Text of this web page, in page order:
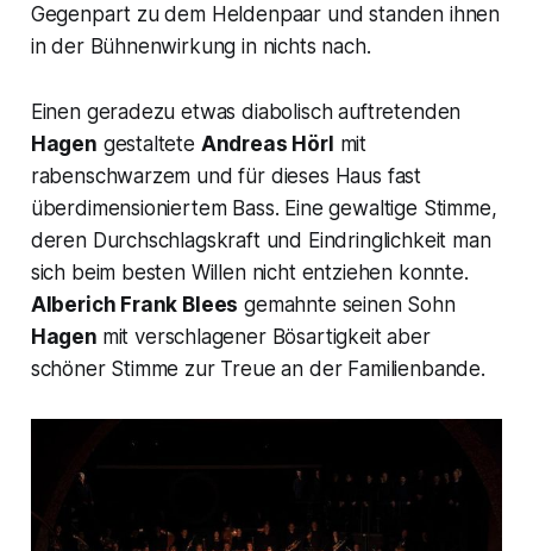
Gegenpart zu dem Heldenpaar und standen ihnen
in der Bühnenwirkung in nichts nach.
Einen geradezu etwas diabolisch auftretenden
Hagen gestaltete Andreas Hörl mit
rabenschwarzem und für dieses Haus fast
überdimensioniertem Bass. Eine gewaltige Stimme,
deren Durchschlagskraft und Eindringlichkeit man
sich beim besten Willen nicht entziehen konnte.
Alberich Frank Blees gemahnte seinen Sohn
Hagen mit verschlagener Bösartigkeit aber
schöner Stimme zur Treue an der Familienbande.